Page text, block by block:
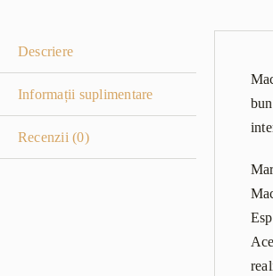
Descriere
Informații suplimentare
Recenzii (0)